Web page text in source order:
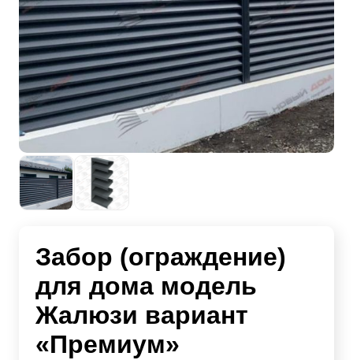
Забор (ограждение)
для дома модель
Жалюзи вариант
«Премиум»